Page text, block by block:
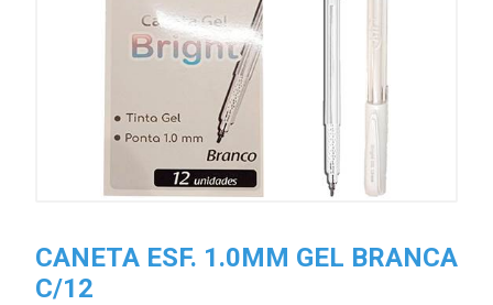
CANETA ESF. 1.0MM GEL BRANCA
C/12